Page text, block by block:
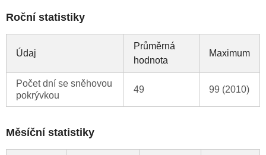
Roční statistiky
Údaj
Průměrná
hodnota
Maximum
Počet dní se sněhovou
pokrývkou
49 99 (2010)
Měsíční statistiky